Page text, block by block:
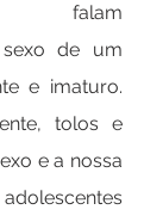
falam
sexo de um
e imaturo.
tolos e
e a nossa